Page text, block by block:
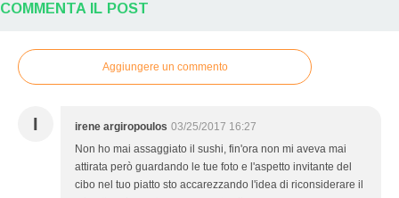
COMMENTA IL POST
Aggiungere un commento
I irene argiropoulos 03/25/2017 16:27
Non ho mai assaggiato il sushi, fin'ora non mi aveva mai
attirata però guardando le tue foto e l'aspetto invitante del
cibo nel tuo piatto sto accarezzando l'idea di riconsiderare il